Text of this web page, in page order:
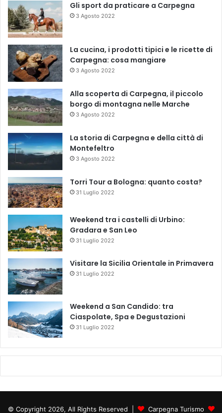
Gli sport da praticare a Carpegna
3 Agosto 2022
La cucina, i prodotti tipici e le ricette di
Carpegna: cosa mangiare
3 Agosto 2022
Alla scoperta di Carpegna, il piccolo
borgo di montagna nelle Marche
3 Agosto 2022
La storia di Carpegna e della città di
Montefeltro
3 Agosto 2022
Torri Tour a Bologna: quanto costa?
31 Luglio 2022
Weekend tra i castelli di Urbino:
Gradara e San Leo
31 Luglio 2022
Visitare la Sicilia Orientale in Primavera
31 Luglio 2022
Weekend a San Candido: tra
Ciaspolate, Spa e Degustazioni
31 Luglio 2022
© Copyright 2026, All Rights Reserved | Carpegna Turismo